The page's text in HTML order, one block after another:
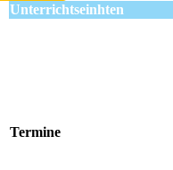
Unterrichtseinhten
Termine